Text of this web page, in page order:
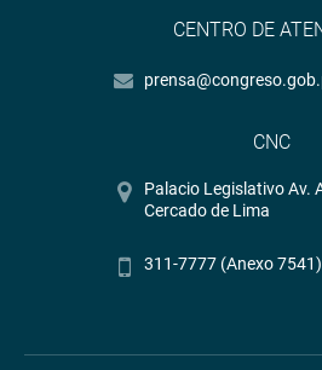
CENTRO DE
CNC
Palacio Legislativo Av.
Cercado de Lima
311-7777 (Anexo 7541)